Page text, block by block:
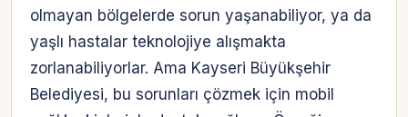
olmayan bölgelerde sorun yaşanabiliyor, ya da
yaşlı hastalar teknolojiye alışmakta
zorlanabiliyorlar. Ama Kayseri Büyükşehir
Belediyesi, bu sorunları çözmek için mobil